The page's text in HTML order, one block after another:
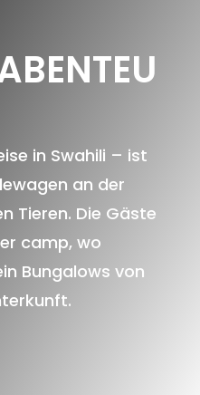
in Swahili – ist
an der
Tieren. Die Gäste
camp, wo
Bungalows von